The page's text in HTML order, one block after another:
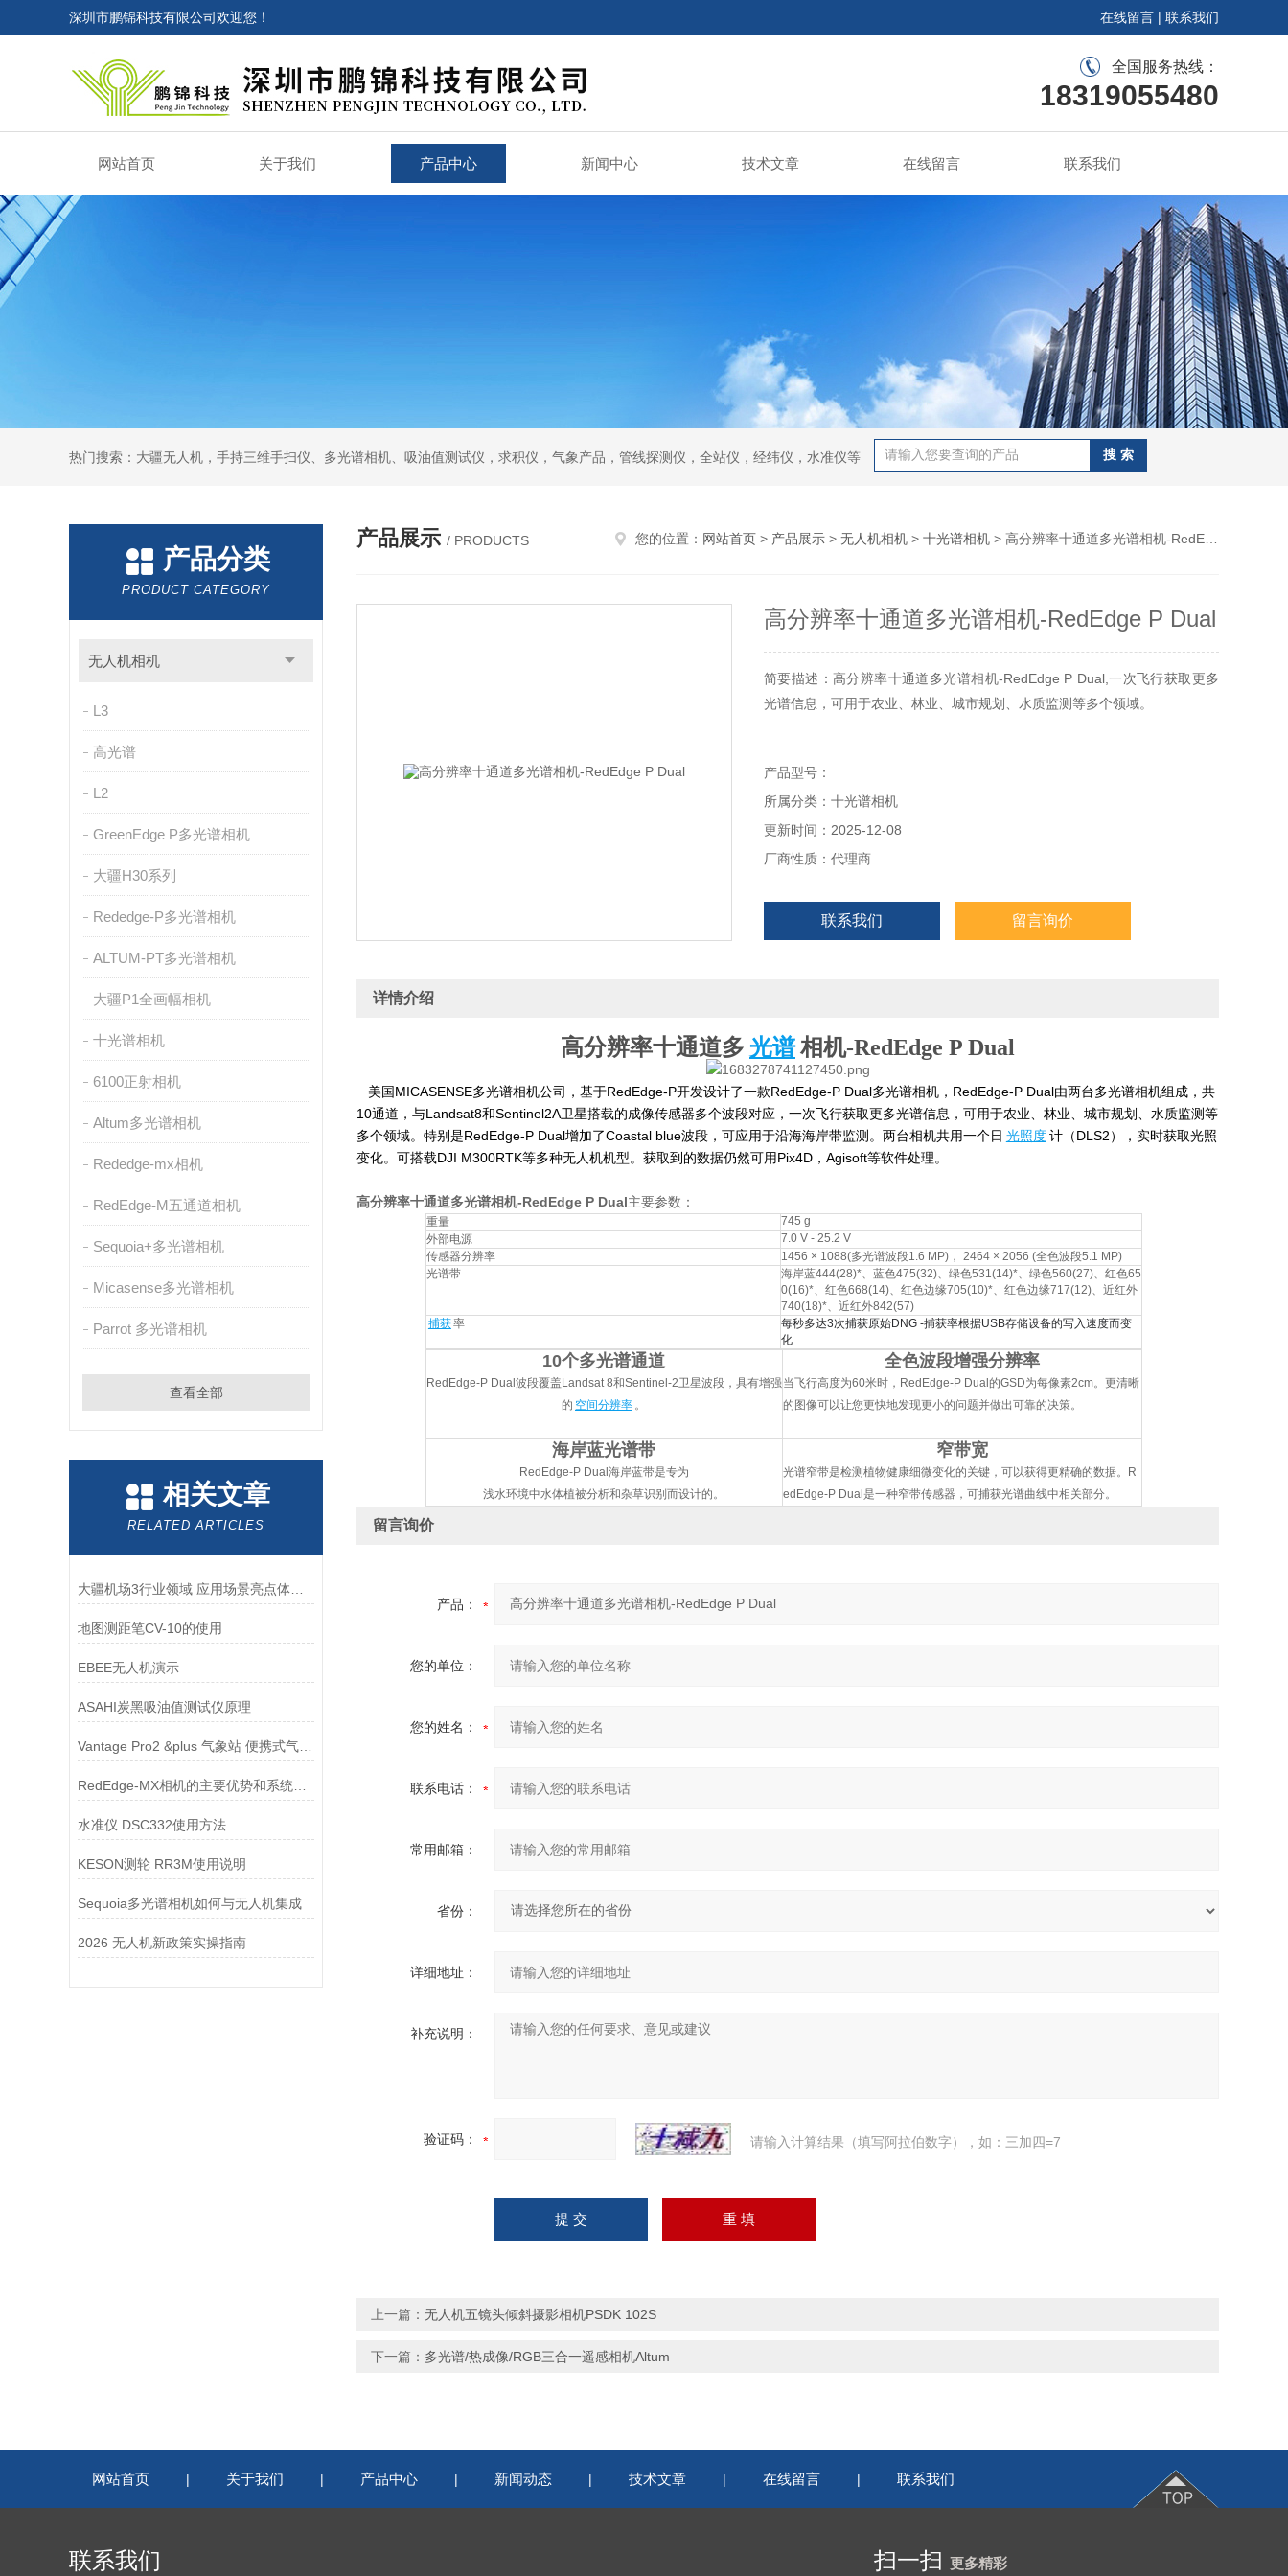
深圳市鹏锦科技有限公司欢迎您！ 在线留言 | 联系我们
全国服务热线：
18319055480
网站首页 关于我们 产品中心 新闻中心 技术文章 在线留言 联系我们
热门搜索：大疆无人机，手持三维手扫仪、多光谱相机、吸油值测试仪，求积仪，气象产品，管线探测仪，全站仪，经纬仪，水准仪等
产品分类
PRODUCT CATEGORY
无人机相机
L3
高光谱
L2
GreenEdge P多光谱相机
大疆H30系列
Rededge-P多光谱相机
ALTUM-PT多光谱相机
大疆P1全画幅相机
十光谱相机
6100正射相机
Altum多光谱相机
Rededge-mx相机
RedEdge-M五通道相机
Sequoia+多光谱相机
Micasense多光谱相机
Parrot 多光谱相机
查看全部
相关文章
RELATED ARTICLES
大疆机场3行业领域 应用场景亮点体现（2）
地图测距笔CV-10的使用
EBEE无人机演示
ASAHI炭黑吸油值测试仪原理
Vantage Pro2 &plus 气象站 便携式气象站
RedEdge-MX相机的主要优势和系统特点
水准仪 DSC332使用方法
KESON测轮 RR3M使用说明
Sequoia多光谱相机如何与无人机集成
2026 无人机新政策实操指南
产品展示 / PRODUCTS 您的位置： 网站首页 > 产品展示 > 无人机相机 > 十光谱相机 > 高分辨率十通道多光谱相机-RedEdge P Dual
高分辨率十通道多光谱相机-RedEdge P Dual
简要描述：高分辨率十通道多光谱相机-RedEdge P Dual,一次飞行获取更多
光谱信息，可用于农业、林业、城市规划、水质监测等多个领域。
产品型号：
所属分类：十光谱相机
更新时间：2025-12-08
厂商性质：代理商
联系我们 留言询价
详情介绍
高分辨率十通道多 光谱相机-RedEdge P Dual
美国MICASENSE多光谱相机公司，基于RedEdge-P开发设计了一款RedEdge-P Dual多光谱相机， RedEdge-P Dual由两台多光谱相机组成，共
10通道，与Landsat8和Sentinel2A卫星搭载的成像传感器多个波段对应，一次飞行获取更多光谱信息，可用于农业、林业、城市规划、水质监测等
多个领域。特别是RedEdge-P Dual增加了Coastal blue波段，可应用于沿海海岸带监测。两台相机共用一个日 光照度 计（DLS2），实时获取光照
变化。可搭载DJI M300RTK等多种无人机机型。获取到的数据仍然可用Pix4D，Agisoft等软件处理。
高分辨率十通道多光谱相机-RedEdge P Dual主要参数：
重量
745 g
外部电源
7.0 V - 25.2 V
传感器分辨率
1456 × 1088(多光谱波段1.6 MP)， 2464 × 2056 (全色波段5.1 MP)
光谱带
海岸蓝444(28)*、蓝色475(32)、绿色531(14)*、绿色560(27)、红色65
0(16)*、红色668(14)、红色边缘705(10)*、红色边缘717(12)、近红外
740(18)*、近红外842(57)
捕获率
每秒多达3次捕获原始DNG -捕获率根据USB存储设备的写入速度而变
化
10个多光谱通道
RedEdge-P Dual 波段覆盖Landsat 8和Sentinel-2卫星波段，具有增强
的 空间分辨率 。
全色波段增强分辨率
当飞行高度为60米时，RedEdge-P Dual的GSD为每像素2cm。 更清晰
的图像可以让您更快地发现更小的问题并做出可靠的决策。
海岸蓝光谱带
RedEdge-P Dual海岸蓝带是专为
浅水环境中水体植被分析和杂草识别而设计的。
窄带宽
光谱窄带是检测植物健康细微变化的关键，可以获得更精确的数据。
R
edEdge-P Dual是一种窄带传感器，可捕获光谱曲线中相关部分。
留言询价
产品：
您的单位：
您的姓名：
联系电话：
常用邮箱：
省份：
详细地址：
补充说明：
验证码： 请输入计算结果（填写阿拉伯数字），如：三加四=7
上一篇： 无人机五镜头倾斜摄影相机PSDK 102S
下一篇： 多光谱/热成像/RGB三合一遥感相机Altum
网站首页 | 关于我们 | 产品中心 | 新闻动态 | 技术文章 | 在线留言 | 联系我们
联系我们 扫一扫 更多精彩